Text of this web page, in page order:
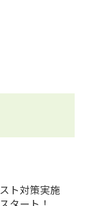
ト対策実施